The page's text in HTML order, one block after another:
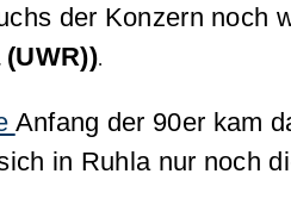
der Konzern noch
.
Anfang der 90er kam
in Ruhla nur noch